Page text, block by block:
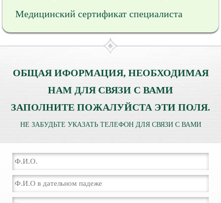
Медицинский сертификат специалиста
ОБЩАЯ ИФОРМАЦИЯ, НЕОБХОДИМАЯ
НАМ ДЛЯ СВЯЗИ С ВАМИ
ЗАПОЛНИТЕ ПОЖАЛУЙСТА ЭТИ ПОЛЯ.
НЕ ЗАБУДЬТЕ УКАЗАТЬ ТЕЛЕФОН ДЛЯ СВЯЗИ С ВАМИ